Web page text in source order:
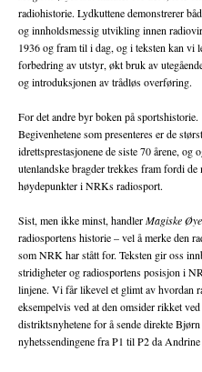
radiohistorie. Lydkuttene demonstrerer
og innholdsmessig utvikling innen
1936 og fram til i dag, og i teksten kan vi
forbedring av utstyr, økt bruk av
og introduksjonen av trådløs overføring.
For det andre byr boken på sportshistorie.
Begivenhetene som presenteres er de
idrettsprestasjonene de siste 70 årene, og
utenlandske bragder trekkes fram fordi de
høydepunkter i NRKs radiosport.
Sist, men ikke minst, handlerMagiske
radiosportens historie – vel å merke den
som NRK har stått for. Teksten gir oss
stridigheter og radiosportens posisjon i
linjene. Vi får likevel et glimt av hvordan
eksempelvis ved at den omsider rikket
distriktsnyhetene for å sende direkte
nyhetssendingene fra P1 til P2 da